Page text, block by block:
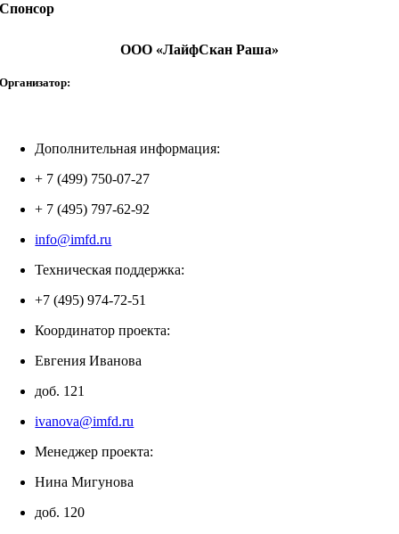
Спонсор
ООО «ЛайфСкан Раша»
Организатор:
Дополнительная информация:
+ 7 (499) 750-07-27
+ 7 (495) 797-62-92
info@imfd.ru
Техническая поддержка:
+7 (495) 974-72-51
Координатор проекта:
Евгения Иванова
доб. 121
ivanova@imfd.ru
Менеджер проекта:
Нина Мигунова
доб. 120